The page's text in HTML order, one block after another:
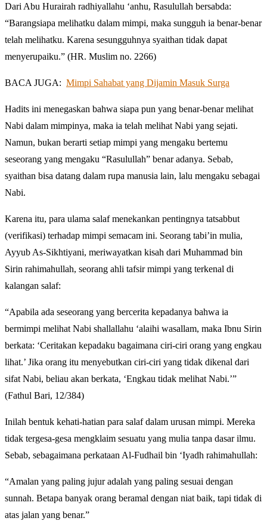
Dari Abu Hurairah radhiyallahu ‘anhu, Rasulullah bersabda:
“Barangsiapa melihatku dalam mimpi, maka sungguh ia benar-benar
telah melihatku. Karena sesungguhnya syaithan tidak dapat
menyerupaiku.” (HR. Muslim no. 2266)
BACA JUGA: Mimpi Sahabat yang Dijamin Masuk Surga
Hadits ini menegaskan bahwa siapa pun yang benar-benar melihat
Nabi dalam mimpinya, maka ia telah melihat Nabi yang sejati.
Namun, bukan berarti setiap mimpi yang mengaku bertemu
seseorang yang mengaku “Rasulullah” benar adanya. Sebab,
syaithan bisa datang dalam rupa manusia lain, lalu mengaku sebagai
Nabi.
Karena itu, para ulama salaf menekankan pentingnya tatsabbut
(verifikasi) terhadap mimpi semacam ini. Seorang tabi’in mulia,
Ayyub As-Sikhtiyani, meriwayatkan kisah dari Muhammad bin
Sirin rahimahullah, seorang ahli tafsir mimpi yang terkenal di
kalangan salaf:
“Apabila ada seseorang yang bercerita kepadanya bahwa ia
bermimpi melihat Nabi shallallahu ‘alaihi wasallam, maka Ibnu Sirin
berkata: ‘Ceritakan kepadaku bagaimana ciri-ciri orang yang engkau
lihat.’ Jika orang itu menyebutkan ciri-ciri yang tidak dikenal dari
sifat Nabi, beliau akan berkata, ‘Engkau tidak melihat Nabi.’”
(Fathul Bari, 12/384)
Inilah bentuk kehati-hatian para salaf dalam urusan mimpi. Mereka
tidak tergesa-gesa mengklaim sesuatu yang mulia tanpa dasar ilmu.
Sebab, sebagaimana perkataan Al-Fudhail bin ‘Iyadh rahimahullah:
“Amalan yang paling jujur adalah yang paling sesuai dengan
sunnah. Betapa banyak orang beramal dengan niat baik, tapi tidak di
atas jalan yang benar.”